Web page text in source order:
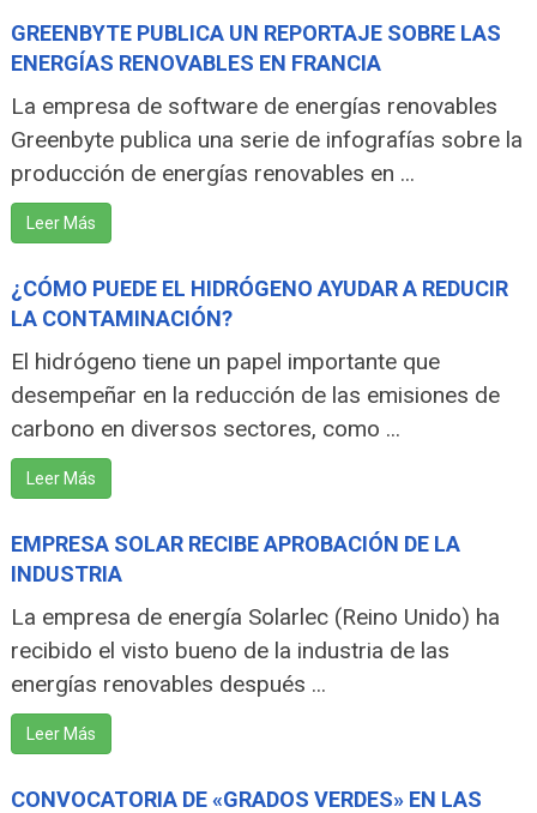
GREENBYTE PUBLICA UN REPORTAJE SOBRE LAS
ENERGÍAS RENOVABLES EN FRANCIA
La empresa de software de energías renovables
Greenbyte publica una serie de infografías sobre la
producción de energías renovables en ...
Leer Más
¿CÓMO PUEDE EL HIDRÓGENO AYUDAR A REDUCIR
LA CONTAMINACIÓN?
El hidrógeno tiene un papel importante que
desempeñar en la reducción de las emisiones de
carbono en diversos sectores, como ...
Leer Más
EMPRESA SOLAR RECIBE APROBACIÓN DE LA
INDUSTRIA
La empresa de energía Solarlec (Reino Unido) ha
recibido el visto bueno de la industria de las
energías renovables después ...
Leer Más
CONVOCATORIA DE «GRADOS VERDES» EN LAS